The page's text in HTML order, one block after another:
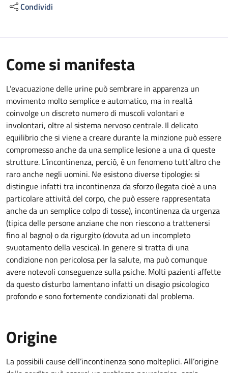
Condividi
Come si manifesta
L’evacuazione delle urine può sembrare in apparenza un
movimento molto semplice e automatico, ma in realtà
coinvolge un discreto numero di muscoli volontari e
involontari, oltre al sistema nervoso centrale. Il delicato
equilibrio che si viene a creare durante la minzione può essere
compromesso anche da una semplice lesione a una di queste
strutture. L’incontinenza, perciò, è un fenomeno tutt’altro che
raro anche negli uomini. Ne esistono diverse tipologie: si
distingue infatti tra incontinenza da sforzo (legata cioè a una
particolare attività del corpo, che può essere rappresentata
anche da un semplice colpo di tosse), incontinenza da urgenza
(tipica delle persone anziane che non riescono a trattenersi
fino al bagno) o da rigurgito (dovuta ad un incompleto
svuotamento della vescica). In genere si tratta di una
condizione non pericolosa per la salute, ma può comunque
avere notevoli conseguenze sulla psiche. Molti pazienti affette
da questo disturbo lamentano infatti un disagio psicologico
profondo e sono fortemente condizionati dal problema.
Origine
La possibili cause dell’incontinenza sono molteplici. All’origine